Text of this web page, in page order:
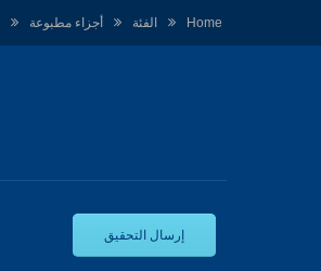
Home الفئة أجزاء مطبوعة
إرسال التحقيق